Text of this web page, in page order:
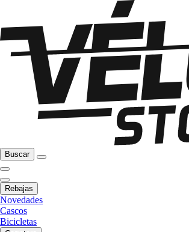
Buscar
Rebajas
Novedades
Cascos
Bicicletas